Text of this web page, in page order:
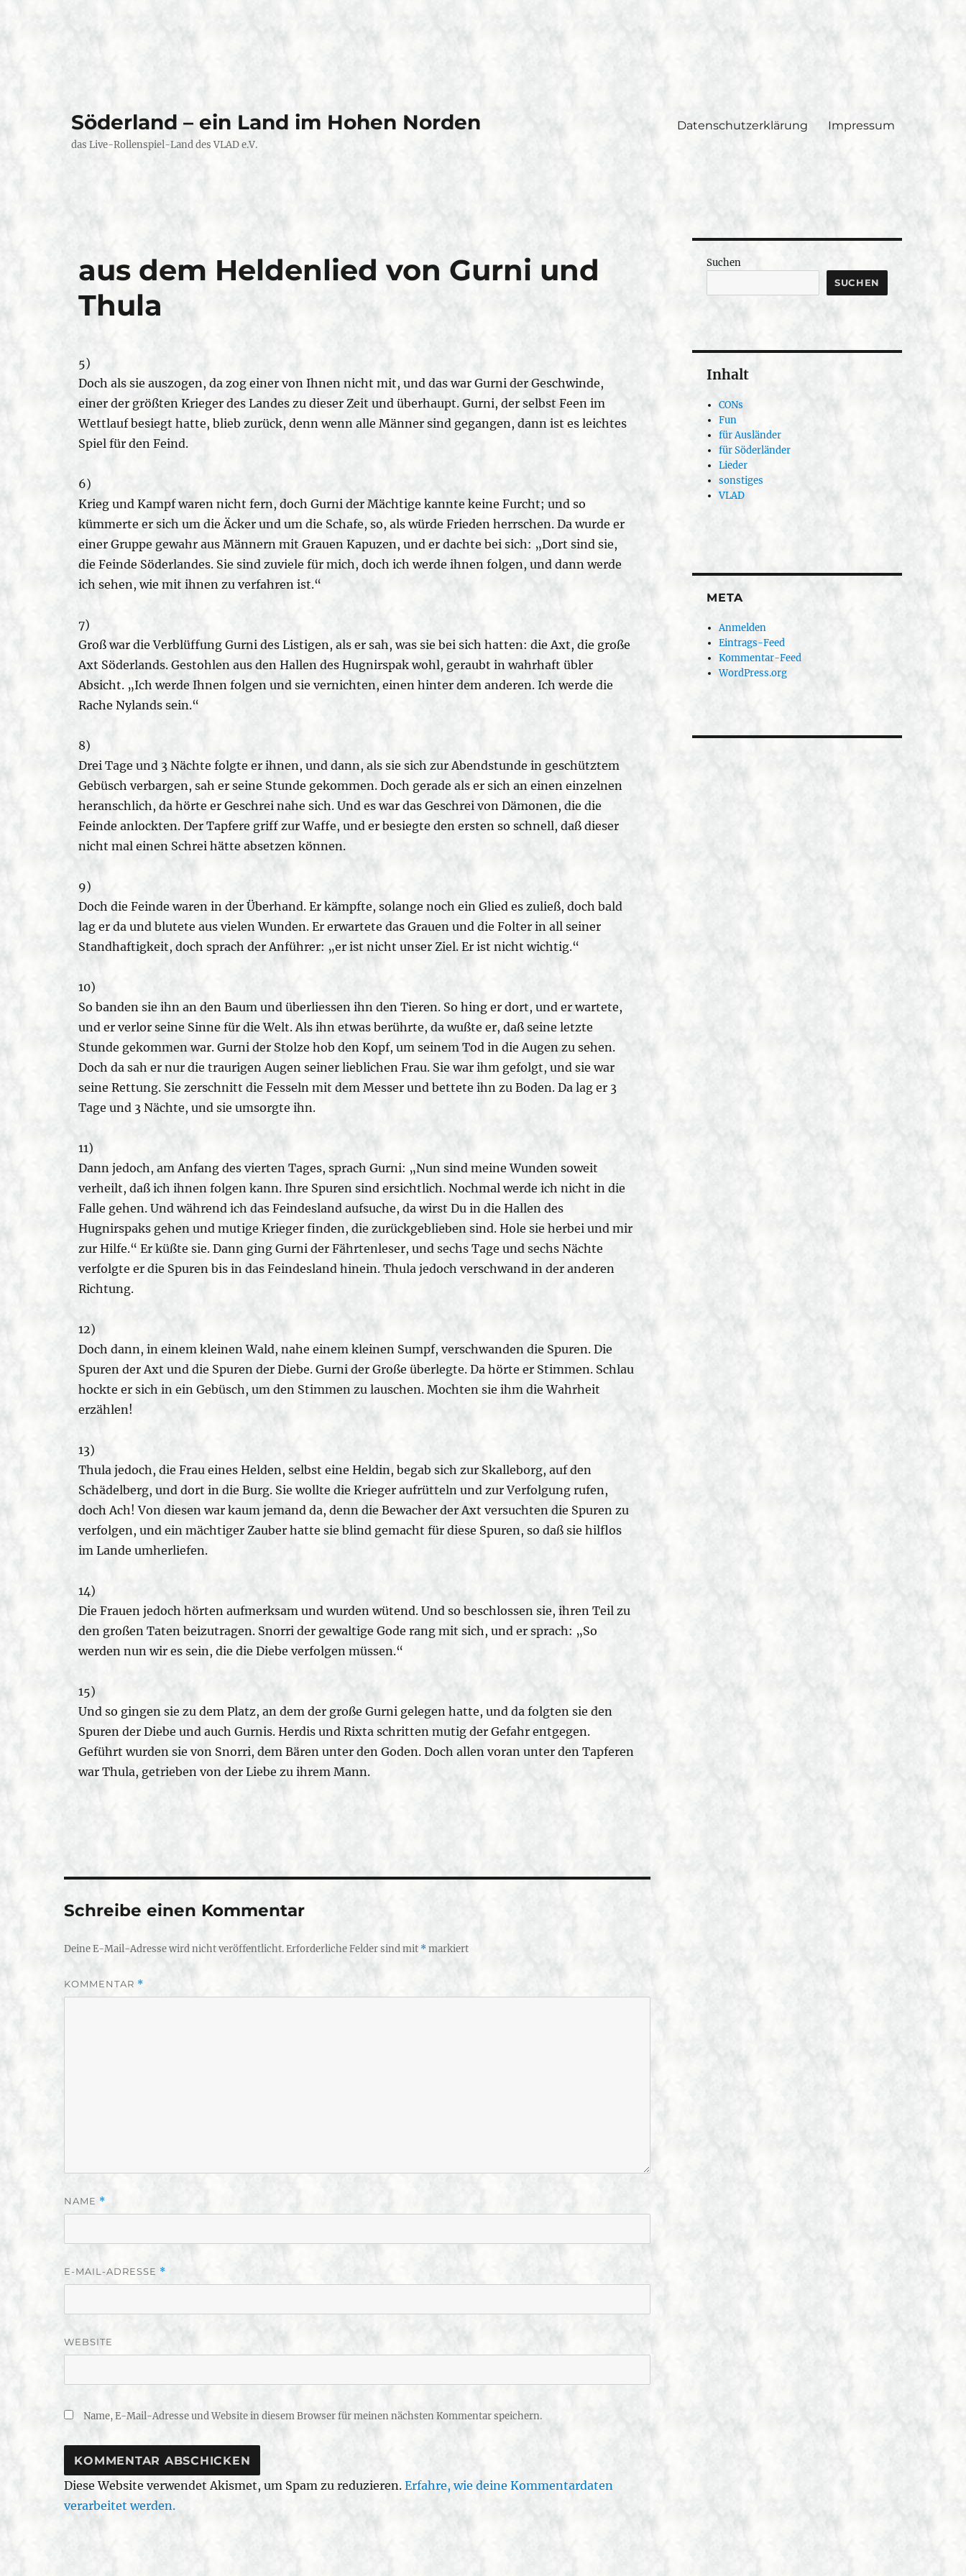
Söderland – ein Land im Hohen Norden
das Live-Rollenspiel-Land des VLAD e.V.
Datenschutzerklärung Impressum
aus dem Heldenlied von Gurni und
Thula
5)
Doch als sie auszogen, da zog einer von Ihnen nicht mit, und das war Gurni der Geschwinde,
einer der größten Krieger des Landes zu dieser Zeit und überhaupt. Gurni, der selbst Feen im
Wettlauf besiegt hatte, blieb zurück, denn wenn alle Männer sind gegangen, dann ist es leichtes
Spiel für den Feind.
6)
Krieg und Kampf waren nicht fern, doch Gurni der Mächtige kannte keine Furcht; und so
kümmerte er sich um die Äcker und um die Schafe, so, als würde Frieden herrschen. Da wurde er
einer Gruppe gewahr aus Männern mit Grauen Kapuzen, und er dachte bei sich: „Dort sind sie,
die Feinde Söderlandes. Sie sind zuviele für mich, doch ich werde ihnen folgen, und dann werde
ich sehen, wie mit ihnen zu verfahren ist.“
7)
Groß war die Verblüffung Gurni des Listigen, als er sah, was sie bei sich hatten: die Axt, die große
Axt Söderlands. Gestohlen aus den Hallen des Hugnirspak wohl, geraubt in wahrhaft übler
Absicht. „Ich werde Ihnen folgen und sie vernichten, einen hinter dem anderen. Ich werde die
Rache Nylands sein.“
8)
Drei Tage und 3 Nächte folgte er ihnen, und dann, als sie sich zur Abendstunde in geschütztem
Gebüsch verbargen, sah er seine Stunde gekommen. Doch gerade als er sich an einen einzelnen
heranschlich, da hörte er Geschrei nahe sich. Und es war das Geschrei von Dämonen, die die
Feinde anlockten. Der Tapfere griff zur Waffe, und er besiegte den ersten so schnell, daß dieser
nicht mal einen Schrei hätte absetzen können.
9)
Doch die Feinde waren in der Überhand. Er kämpfte, solange noch ein Glied es zuließ, doch bald
lag er da und blutete aus vielen Wunden. Er erwartete das Grauen und die Folter in all seiner
Standhaftigkeit, doch sprach der Anführer: „er ist nicht unser Ziel. Er ist nicht wichtig.“
10)
So banden sie ihn an den Baum und überliessen ihn den Tieren. So hing er dort, und er wartete,
und er verlor seine Sinne für die Welt. Als ihn etwas berührte, da wußte er, daß seine letzte
Stunde gekommen war. Gurni der Stolze hob den Kopf, um seinem Tod in die Augen zu sehen.
Doch da sah er nur die traurigen Augen seiner lieblichen Frau. Sie war ihm gefolgt, und sie war
seine Rettung. Sie zerschnitt die Fesseln mit dem Messer und bettete ihn zu Boden. Da lag er 3
Tage und 3 Nächte, und sie umsorgte ihn.
11)
Dann jedoch, am Anfang des vierten Tages, sprach Gurni: „Nun sind meine Wunden soweit
verheilt, daß ich ihnen folgen kann. Ihre Spuren sind ersichtlich. Nochmal werde ich nicht in die
Falle gehen. Und während ich das Feindesland aufsuche, da wirst Du in die Hallen des
Hugnirspaks gehen und mutige Krieger finden, die zurückgeblieben sind. Hole sie herbei und mir
zur Hilfe.“ Er küßte sie. Dann ging Gurni der Fährtenleser, und sechs Tage und sechs Nächte
verfolgte er die Spuren bis in das Feindesland hinein. Thula jedoch verschwand in der anderen
Richtung.
12)
Doch dann, in einem kleinen Wald, nahe einem kleinen Sumpf, verschwanden die Spuren. Die
Spuren der Axt und die Spuren der Diebe. Gurni der Große überlegte. Da hörte er Stimmen. Schlau
hockte er sich in ein Gebüsch, um den Stimmen zu lauschen. Mochten sie ihm die Wahrheit
erzählen!
13)
Thula jedoch, die Frau eines Helden, selbst eine Heldin, begab sich zur Skalleborg, auf den
Schädelberg, und dort in die Burg. Sie wollte die Krieger aufrütteln und zur Verfolgung rufen,
doch Ach! Von diesen war kaum jemand da, denn die Bewacher der Axt versuchten die Spuren zu
verfolgen, und ein mächtiger Zauber hatte sie blind gemacht für diese Spuren, so daß sie hilflos
im Lande umherliefen.
14)
Die Frauen jedoch hörten aufmerksam und wurden wütend. Und so beschlossen sie, ihren Teil zu
den großen Taten beizutragen. Snorri der gewaltige Gode rang mit sich, und er sprach: „So
werden nun wir es sein, die die Diebe verfolgen müssen.“
15)
Und so gingen sie zu dem Platz, an dem der große Gurni gelegen hatte, und da folgten sie den
Spuren der Diebe und auch Gurnis. Herdis und Rixta schritten mutig der Gefahr entgegen.
Geführt wurden sie von Snorri, dem Bären unter den Goden. Doch allen voran unter den Tapferen
war Thula, getrieben von der Liebe zu ihrem Mann.
Schreibe einen Kommentar
Deine E-Mail-Adresse wird nicht veröffentlicht.Erforderliche Felder sind mit *markiert
KOMMENTAR *
NAME *
E-MAIL-ADRESSE *
WEBSITE
Name, E-Mail-Adresse und Website in diesem Browser für meinen nächsten Kommentar speichern.
Diese Website verwendet Akismet, um Spam zu reduzieren.Erfahre, wie deine Kommentardaten
verarbeitet werden.
Suchen
SUCHEN
Inhalt
CONs
Fun
für Ausländer
für Söderländer
Lieder
sonstiges
VLAD
META
Anmelden
Eintrags-Feed
Kommentar-Feed
WordPress.org